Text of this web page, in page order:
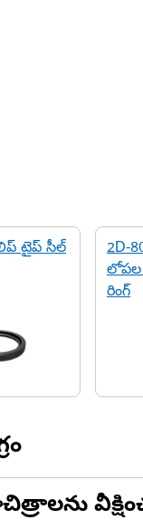
టైప్ సీల్
2D-
లోపల
రింగ్